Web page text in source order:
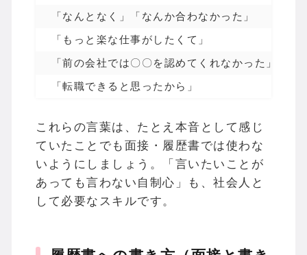
「なんとなく」「なんか合わなかった」
「もっと楽な仕事がしたくて」
「前の会社では〇〇を認めてくれなかった」
「転職できると思ったから」
これらの言葉は、たとえ本音として感じ
ていたことでも面接・履歴書では使わな
いようにしましょう。「言いたいことが
あっても言わない自制心」も、社会人と
して必要なスキルです。